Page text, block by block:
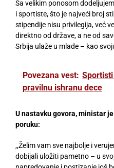
Sa velikim ponosom
i sportiste, što je najveći broj
stipendije nisu privilegija, već
direktno od države, a ne od
Srbija ulaže u mlade – kao
Povezana vest:
pravilnu ishranu dece
U nastavku govora, ministar
poruku:
,,Želim vam sve najbolje i
dobijali uložiti pametno – u